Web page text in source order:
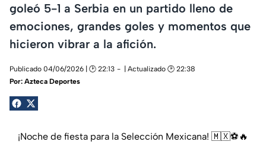
goleó 5-1 a Serbia en un partido lleno de
emociones, grandes goles y momentos que
hicieron vibrar a la afición.
Publicado 04/06/2026 | 🕑 22:13
| Actualizado 🕑 22:38
Por: Azteca Deportes
¡Noche de fiesta para la Selección Mexicana! 🇲🇽⚽🔥